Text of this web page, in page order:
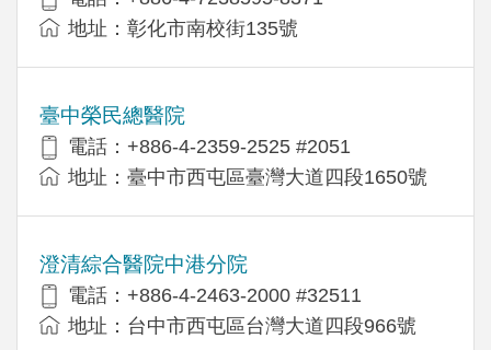
地址：彰化市南校街135號
臺中榮民總醫院
電話：+886-4-2359-2525 #2051
地址：臺中市西屯區臺灣大道四段1650號
澄清綜合醫院中港分院
電話：+886-4-2463-2000 #32511
地址：台中市西屯區台灣大道四段966號